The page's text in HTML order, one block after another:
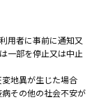
用者に事前に通知又
一部を停止又は中止
地異が生じた場合
その他の社会不安が